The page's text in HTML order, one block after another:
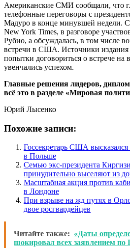
Американские СМИ сообщали, что
телефонные переговоры с
Мадуро в конце минувшей недели.
New York Times, в разговоре
Рубио, а обсуждалась, в том числе
встречи в США. Источники издания
попытки договориться о встрече
увенчались успехом.
Главные решения лидеров,
всё это в разделе «Мировая
Юрий Лысенко
Похожие записи:
Госсекретарь США
в Польше
Семью экс-президента
принудительно выселяют из
Масштабная акция против
в Лондоне
При взрыве на жд путях в
двое росгвардейцев
Читайте также: «Даты
шокировал всех заявлением по